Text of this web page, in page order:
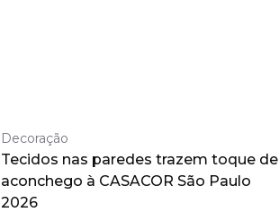
Decoração
Tecidos nas paredes trazem toque de
aconchego à CASACOR São Paulo
2026